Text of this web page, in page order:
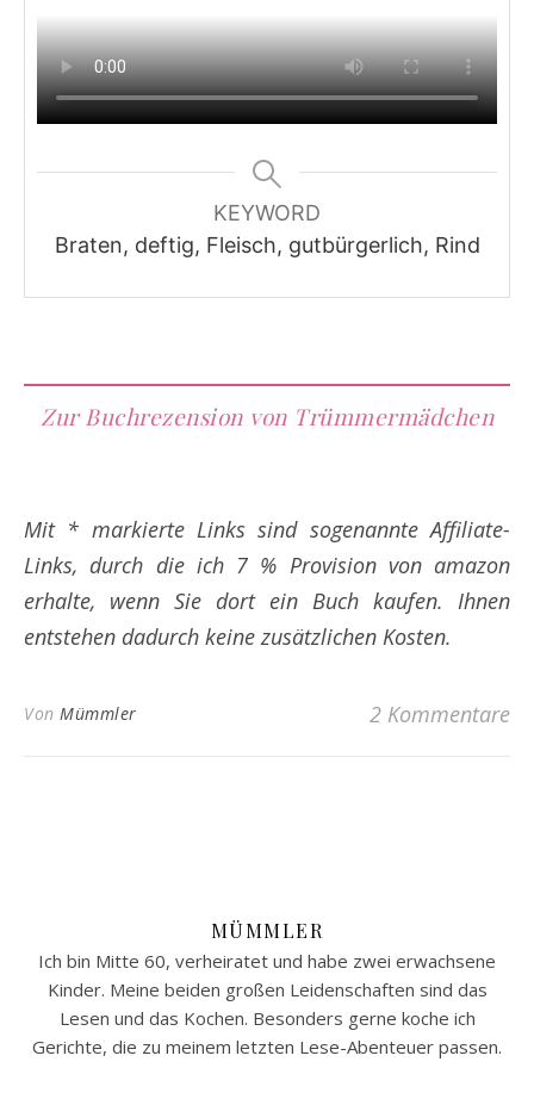
KEYWORD
Braten, deftig, Fleisch, gutbürgerlich, Rind
Zur Buchrezension von Trümmermädchen
Mit * markierte Links sind sogenannte Affiliate-
Links, durch die ich 7 % Provision von amazon
erhalte, wenn Sie dort ein Buch kaufen. Ihnen
entstehen dadurch keine zusätzlichen Kosten.
Von Mümmler 2 Kommentare
MÜMMLER
Ich bin Mitte 60, verheiratet und habe zwei erwachsene
Kinder. Meine beiden großen Leidenschaften sind das
Lesen und das Kochen. Besonders gerne koche ich
Gerichte, die zu meinem letzten Lese-Abenteuer passen.